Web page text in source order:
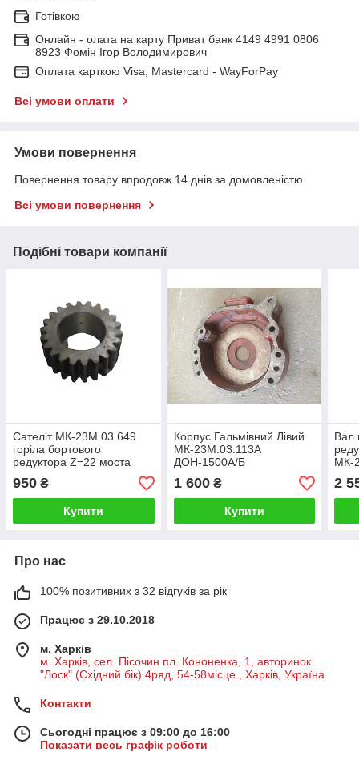
Готівкою
Онлайн - олата на карту Приват банк 4149 4991 0806
8923 Фомін Ігор Володимирович
Оплата карткою Visa, Mastercard - WayForPay
Всі умови оплати
Умови повернення
Повернення товару впродовж 14 днів за домовленістю
Всі умови повернення
Подібні товари компанії
Сателіт МК-23М.03.649
горіла бортового
редуктора Z=22 моста
комбайна Дон-1500
950 ₴
Купити
Корпус Гальмівний Лівий
МК-23М.03.113А
ДОН-1500А/Б
1 600₴
Купити
Вал
МК-
2
Про нас
100% позитивних з 32 відгуків за рік
Працює з 29.10.2018
м. Харків
м. Харків, сел. Пісочин пл. Кононенка, 1, авторинок
"Лоск" (Східний бік) 4ряд, 54-58місце., Харків, Україна
Контакти
Сьогодні працює з 09:00 до 16:00
Показати весь графік роботи